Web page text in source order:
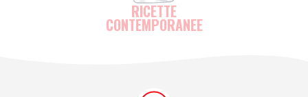
RICETTE
CONTEMPORANEE